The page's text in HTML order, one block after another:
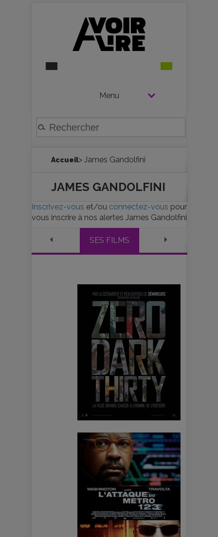
Menu
Accueil> James Gandolfini
JAMES GANDOLFINI
Inscrivez-vous et/ou connectez-vous pour
vous inscrire à nos alertes James Gandolfini
SES FILMS